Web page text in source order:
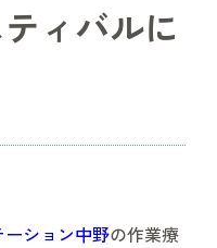
ィバルに
ーション中野の作業療